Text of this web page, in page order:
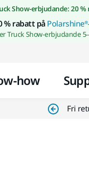
Show-erbjudande: 20
% rabatt på
Truck Show-erbjudande
how
Fri